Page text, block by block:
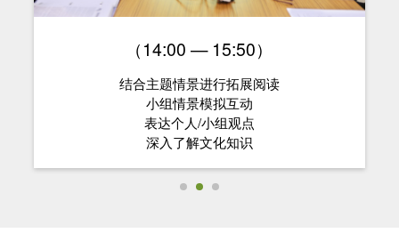
（14:00 — 15:50）
结合主题情景进行拓展阅读
小组情景模拟互动
表达个人/小组观点
深入了解文化知识